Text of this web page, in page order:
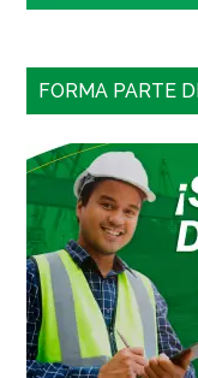
FORMA PARTE